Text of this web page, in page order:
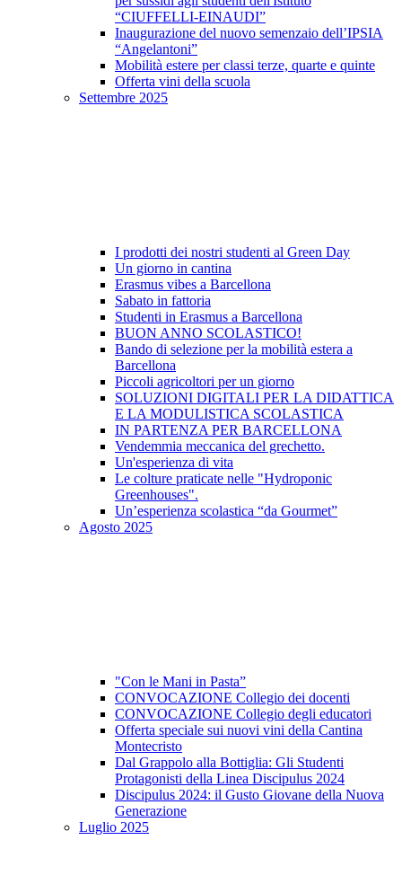
“CIUFFELLI-EINAUDI”
Inaugurazione del nuovo semenzaio dell’IPSIA
“Angelantoni”
Mobilità estere per classi terze, quarte e quinte
Offerta vini della scuola
Settembre 2025
I prodotti dei nostri studenti al Green Day
Un giorno in cantina
Erasmus vibes a Barcellona
Sabato in fattoria
Studenti in Erasmus a Barcellona
BUON ANNO SCOLASTICO!
Bando di selezione per la mobilità estera a
Barcellona
Piccoli agricoltori per un giorno
SOLUZIONI DIGITALI PER LA DIDATTICA
E LA MODULISTICA SCOLASTICA
IN PARTENZA PER BARCELLONA
Vendemmia meccanica del grechetto.
Un'esperienza di vita
Le colture praticate nelle "Hydroponic
Greenhouses".
Un’esperienza scolastica “da Gourmet”
Agosto 2025
"Con le Mani in Pasta”
CONVOCAZIONE Collegio dei docenti
CONVOCAZIONE Collegio degli educatori
Offerta speciale sui nuovi vini della Cantina
Montecristo
Dal Grappolo alla Bottiglia: Gli Studenti
Protagonisti della Linea Discipulus 2024
Discipulus 2024: il Gusto Giovane della Nuova
Generazione
Luglio 2025